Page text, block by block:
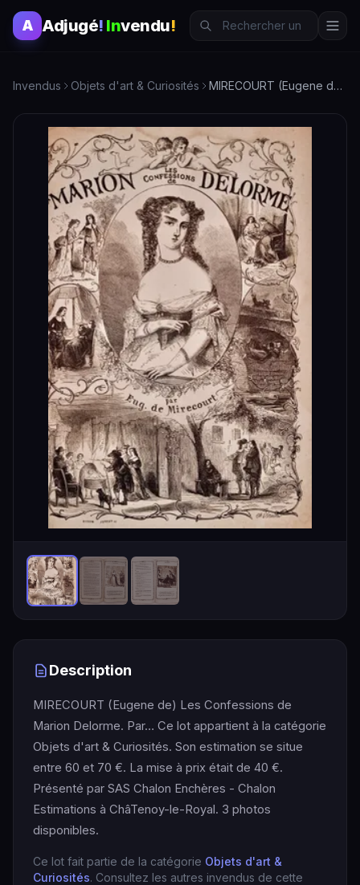
A Adjugé! Invendu!
Invendus Objets d'art & Curiosités MIRECOURT (Eugene de) Les Confessions de Marion Delorme. Par…
Description
MIRECOURT (Eugene de) Les Confessions de
Marion Delorme. Par… Ce lot appartient à la catégorie
Objets d'art & Curiosités. Son estimation se situe
entre 60 et 70 €. La mise à prix était de 40 €.
Présenté par SAS Chalon Enchères - Chalon
Estimations à ChâTenoy-le-Royal. 3 photos
disponibles.
Ce lot fait partie de la catégorie Objets d'art &
Curiosités. Consultez les autres invendus de cette